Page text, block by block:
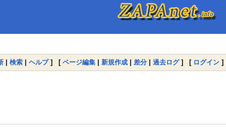
| 検索 | ヘルプ] [ ページ編集 | 新規作成 | 差分 | 過去ログ] [ ログイン ]